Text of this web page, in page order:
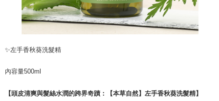
2. Pilihan kaedah pembayaran "Pembayaran Ansuran Gogo", selepas
pesanan ditubuhkan, akan secara automatik dialihkan ke proses
transaksi Gogo, selepas pengesahan nombor telefon, pilih bilangan
ansuran yang diingini, tarikh akhir pembayaran, dan setelah
3. Jumlah kelulusan sebenar, bilangan ansuran dan jumlah bayaran
4. Dalam masa 30 minit selepas pesanan ditubuhkan, jika tidak pergi
akan dibatalkan secara automatik. Jika terdapat situasi "pindah untuk
semakan khusus" yang tidak lulus, ini menunjukkan bahawa sistem
peribadi yang disenaraikan seperti di atas akan dikumpul dan digunakan
oleh AFTEE, sila jangan gunakan perkhidmatan ini.
✨左手香秋葵洗髮精
內容量500ml
【頭皮清爽與髮絲水潤的跨界奇蹟：【本草自然】左手香秋葵洗髮精】